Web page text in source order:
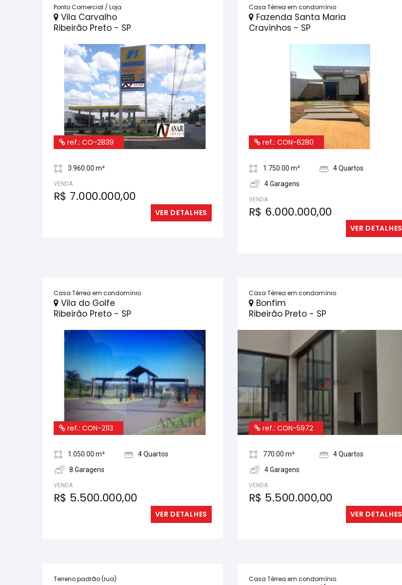
Ponto Comercial / Loja
Vila Carvalho
Ribeirão Preto - SP
ref.: CO-2839
3.960.00 m²
VENDA
R$ 7.000.000,00
VER DETALHES
Casa Térrea em condomínio
Fazenda Santa Maria
Cravinhos - SP
ref.: CON-6280
1.750.00 m²
4 Quartos
4 Garagens
VENDA
R$ 6.000.000,00
VER DETALHES
Casa Térrea em condomínio
Vila do Golfe
Ribeirão Preto - SP
ref.: CON-2113
1.050.00 m²
4 Quartos
8 Garagens
VENDA
R$ 5.500.000,00
VER DETALHES
Casa Térrea em condomínio
Bonfim
Ribeirão Preto - SP
ref.: CON-5972
770.00 m²
4 Quartos
4 Garagens
VENDA
R$ 5.500.000,00
VER DETALHES
Terreno padrão (rua) Casa Térrea em condomínio